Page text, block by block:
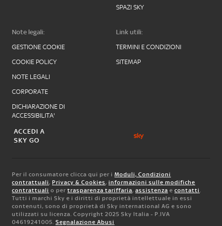
SPAZI SKY
Note legali:
GESTIONE COOKIE
COOKIE POLICY
NOTE LEGALI
CORPORATE
DICHIARAZIONE DI
ACCESSIBILITA'
Link utili:
TERMINI E CONDIZIONI
SITEMAP
ACCEDI A
SKY GO
Per il consumatore clicca qui per i Moduli, Condizioni
contrattuali , Privacy & Cookies, informazioni sulle modifiche
contrattuali o per trasparenza tariffaria, assistenza e contatti
Tutti i marchi Sky e i diritti di proprietà intellettuale in essi
contenuti, sono di proprietà di Sky international AG e sono
utilizzati su licenza. Copyright 2025 Sky Italia - P.IVA
04619241005. Segnalazione Abusi